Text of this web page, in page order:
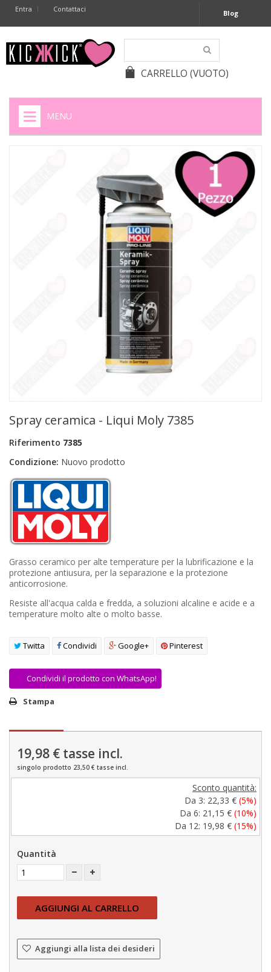
Entra Contattaci Blog
CARRELLO (VUOTO)
MENU
+
SIGARETTE ELETTRONICHE
BATTERIE APPARECCHI ACUSTICI
PRODOTTI MONOUSO E TNT
FAI DA TE
NOVITÀ
PROMOZIONI E COUPON
ARTICOLI IN OFFERTA
DICONO DI NOI
Spray ceramica - Liqui Moly 7385
Riferimento 7385
Condizione: Nuovo prodotto
Grasso ceramico per alte temperature per la lubrificazione e la
protezione antiusura, per la separazione e la protezione
anticorrosione.
Resiste all'acqua calda e fredda, a soluzioni alcaline e acide e a
temperature molto alte o molto basse.
Twitta Condividi Google+ Pinterest
Condividi il prodotto con WhatsApp!
Stampa
19,98 € tasse incl.
singolo prodotto 23,50 € tasse incl.
Sconto quantità:
Da 3: 22,33 € (5%)
Da 6: 21,15 € (10%)
Da 12: 19,98 € (15%)
Quantità
AGGIUNGI AL CARRELLO
Aggiungi alla lista dei desideri